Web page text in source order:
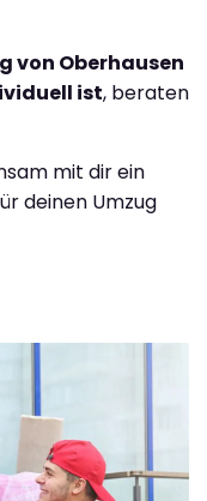
von Oberhausen
ist, beraten
mit dir ein
deinen Umzug